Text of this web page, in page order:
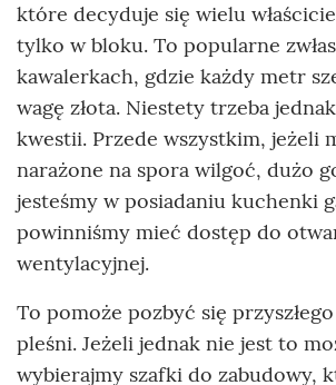
które decyduje się wielu
tylko w bloku. To popularne
kawalerkach, gdzie każdy metr
wagę złota. Niestety trzeba
kwestii. Przede wszystkim, jeżeli
narażone na spora wilgoć, dużo
jesteśmy w posiadaniu kuchenki
powinniśmy mieć dostęp do
wentylacyjnej.
To pomoże pozbyć się
pleśni. Jeżeli jednak nie jest to
wybierajmy szafki do zabudowy,